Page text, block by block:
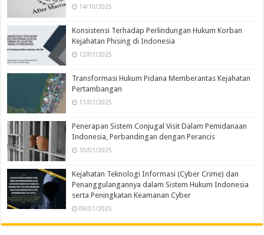
14/10/2025
Konsistensi Terhadap Perlindungan Hukum Korban
Kejahatan Phising di Indonesia
12/01/2025
Transformasi Hukum Pidana Memberantas Kejahatan
Pertambangan
11/01/2025
Penerapan Sistem Conjugal Visit Dalam Pemidanaan
Indonesia, Perbandingan dengan Perancis
10/01/2025
Kejahatan Teknologi Informasi (Cyber Crime) dan
Penanggulangannya dalam Sistem Hukum Indonesia
serta Peningkatan Keamanan Cyber
08/01/2025